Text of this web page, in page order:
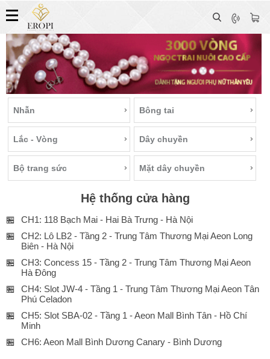
Nhẫn Bông tai
Lắc - Vòng Dây chuyền
Bộ trang sức Mặt dây chuyền
Hệ thống cửa hàng
🏪
CH1: 118 Bạch Mai - Hai Bà Trưng - Hà Nội
🏪
CH2: Lô LB2 - Tầng 2 - Trung Tâm Thương Mại Aeon Long
Biên - Hà Nội
🏪
CH3: Concess 15 - Tầng 2 - Trung Tâm Thương Mại Aeon
Hà Đông
🏪
CH4: Slot JW-4 - Tầng 1 - Trung Tâm Thương Mại Aeon Tân
Phú Celadon
🏪
CH5: Slot SBA-02 - Tầng 1 - Aeon Mall Bình Tân - Hồ Chí
Minh
🏪
CH6: Aeon Mall Bình Dương Canary - Bình Dương